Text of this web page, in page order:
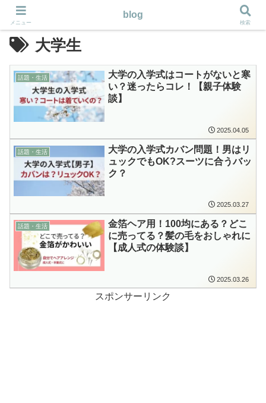
大学生
話題・生活
大学の入学式はコートがないと寒
い？迷ったらコレ！【親子体験
談】
2025.04.05
話題・生活
大学の入学式カバン問題！男はリ
ュックでもOK?スーツに合うバッ
ク？
2025.03.27
話題・生活
金箔ヘア用！100均にある？どこ
に売ってる？髪の毛をおしゃれに
【成人式の体験談】
2025.03.26
スポンサーリンク
メニュー
blog
検索